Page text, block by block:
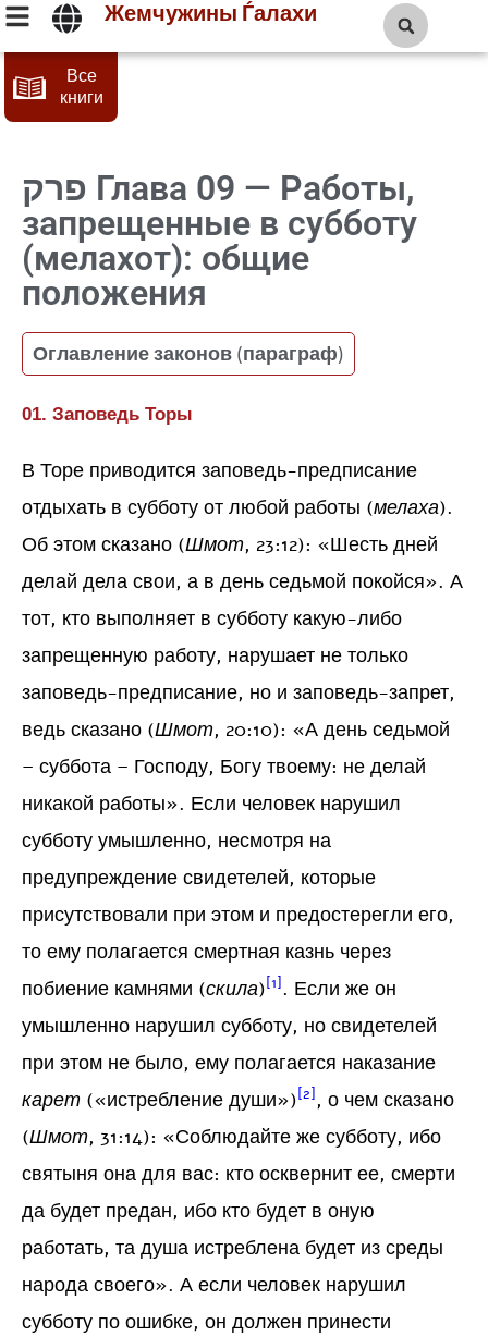
Жемчужины Ѓалахи
Все
книги
Глава 09 — Работы,
запрещенные в субботу
(мелахот): общие
положения
Оглавление законов (параграф)
01. Заповедь Торы
В Торе приводится заповедь-предписание
отдыхать в субботу от любой работы (мелаха).
Об этом сказано (Шмот, 23:12): «Шесть дней
делай дела свои, а в день седьмой покойся». А
тот, кто выполняет в субботу какую-либо
запрещенную работу, нарушает не только
заповедь-предписание, но и заповедь-запрет,
ведь сказано (Шмот, 20:10): «А день седьмой
– суббота – Господу, Богу твоему: не делай
никакой работы». Если человек нарушил
субботу умышленно, несмотря на
предупреждение свидетелей, которые
присутствовали при этом и предостерегли его,
то ему полагается смертная казнь через
побиение камнями (скила)[1] . Если же он
умышленно нарушил субботу, но свидетелей
при этом не было, ему полагается наказание
карет («истребление души»)[2] , о чем сказано
(Шмот, 31:14): «Соблюдайте же субботу, ибо
святыня она для вас: кто осквернит ее, смерти
да будет предан, ибо кто будет в оную
работать, та душа истреблена будет из среды
народа своего». А если человек нарушил
субботу по ошибке, он должен принести